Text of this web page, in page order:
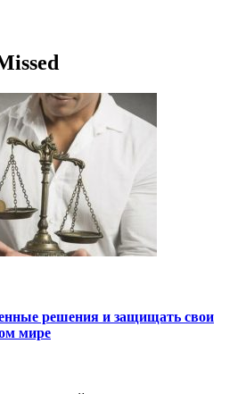
решения и защищать свои
мире